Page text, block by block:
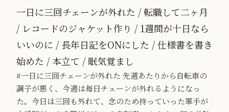
一日に三回チェーンが外れた / 転職して二ヶ月
/ レコードのジャケット作り / 1週間が十日なら
いいのに / 長年日記をONにした / 仕様書を書き
始めた / 本立て / 眠気覚まし
#一日に三回チェーンが外れた 先週あたりから自転車の
調子が悪く、今週は毎日チェーンが外れるようになっ
た。今日は三回も外れて、念のため持っていった軍手が